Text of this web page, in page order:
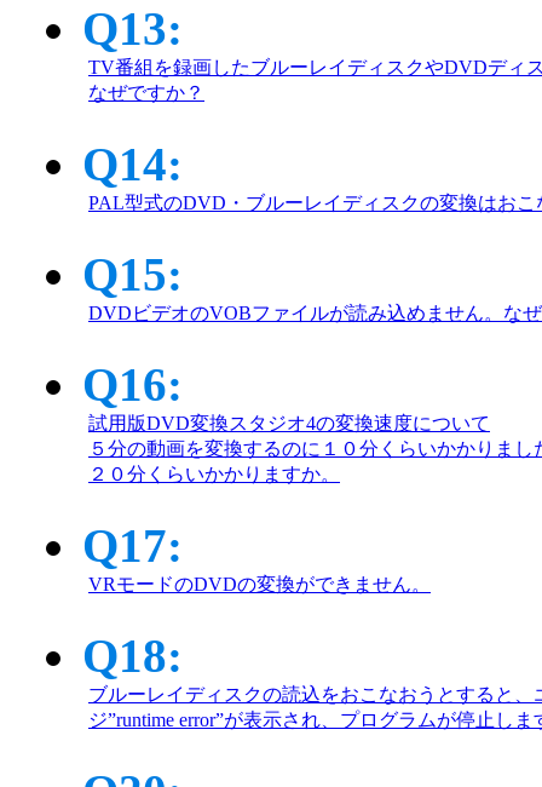
Q13:
TV番組を録画したブルーレイディスクやDVDディ
なぜですか？
Q14:
PAL型式のDVD・ブルーレイディスクの変換はおこ
Q15:
DVDビデオのVOBファイルが読み込めません。な
Q16:
試用版DVD変換スタジオ4の変換速度について
５分の動画を変換するのに１０分くらいかかりま
２０分くらいかかりますか。
Q17:
VRモードのDVDの変換ができません。
Q18:
ブルーレイディスクの読込をおこなおうとすると、
ジ”runtime error”が表示され、プログラムが停止しま